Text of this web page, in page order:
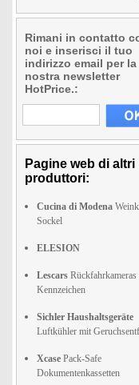
Rimani in contatto
noi e inserisci il tuo
indirizzo email per la
nostra newsletter
HotPrice.:
Pagine web di altri
produttori:
Cucina di Modena
Sockel
ELESION
Lescars Rückfahrkameras
Kennzeichen
Sichler Haushaltsgeräte
Luftkühler mit
Xcase Pack-Safe
Dokumentenkassetten